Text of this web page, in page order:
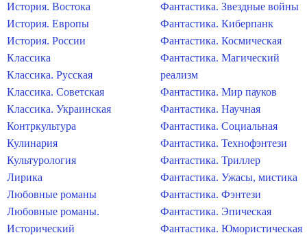
История. Востока
История. Европы
История. России
Классика
Классика. Русская
Классика. Советская
Классика. Украинская
Контркультура
Кулинария
Культурология
Лирика
Любовные романы
Любовные романы.
Исторический
Фантастика. Звездные войны
Фантастика. Киберпанк
Фантастика. Космическая
Фантастика. Магический
реализм
Фантастика. Мир пауков
Фантастика. Научная
Фантастика. Социальная
Фантастика. Технофэнтези
Фантастика. Триллер
Фантастика. Ужасы, мистика
Фантастика. Фэнтези
Фантастика. Эпическая
Фантастика. Юмористическая